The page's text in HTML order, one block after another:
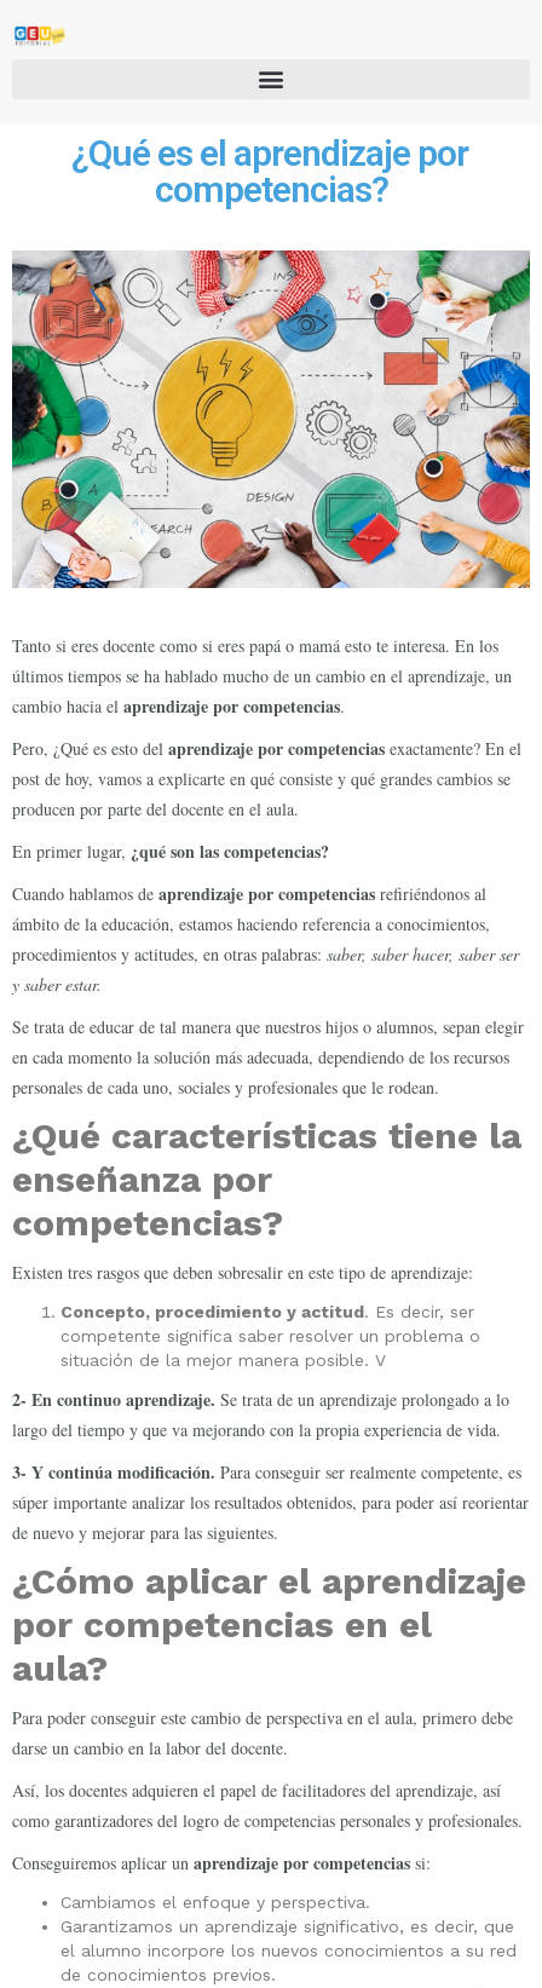
¿Qué es el aprendizaje por
competencias?
Tanto si eres docente como si eres papá o mamá esto te interesa. En los
últimos tiempos se ha hablado mucho de un cambio en el aprendizaje, un
cambio hacia el aprendizaje por competencias.
Pero, ¿Qué es esto del aprendizaje por competencias exactamente? En el
post de hoy, vamos a explicarte en qué consiste y qué grandes cambios se
producen por parte del docente en el aula.
En primer lugar, ¿qué son las competencias?
Cuando hablamos de aprendizaje por competencias refiriéndonos al
ámbito de la educación, estamos haciendo referencia a conocimientos,
procedimientos y actitudes, en otras palabras: saber, saber hacer, saber ser
y saber estar.
Se trata de educar de tal manera que nuestros hijos o alumnos, sepan elegir
en cada momento la solución más adecuada, dependiendo de los recursos
personales de cada uno, sociales y profesionales que le rodean.
¿Qué características tiene la
enseñanza por
competencias?
Existen tres rasgos que deben sobresalir en este tipo de aprendizaje:
Concepto, procedimiento y actitud. Es decir, ser
competente significa saber resolver un problema o
situación de la mejor manera posible. V
2- En continuo aprendizaje. Se trata de un aprendizaje prolongado a lo
largo del tiempo y que va mejorando con la propia experiencia de vida.
3- Y continúa modificación. Para conseguir ser realmente competente, es
súper importante analizar los resultados obtenidos, para poder así reorientar
de nuevo y mejorar para las siguientes.
¿Cómo aplicar el aprendizaje
por competencias en el
aula?
Para poder conseguir este cambio de perspectiva en el aula, primero debe
darse un cambio en la labor del docente.
Así, los docentes adquieren el papel de facilitadores del aprendizaje, así
como garantizadores del logro de competencias personales y profesionales.
Conseguiremos aplicar un aprendizaje por competencias si:
Cambiamos el enfoque y perspectiva.
Garantizamos un aprendizaje significativo, es decir, que
el alumno incorpore los nuevos conocimientos a su red
de conocimientos previos.